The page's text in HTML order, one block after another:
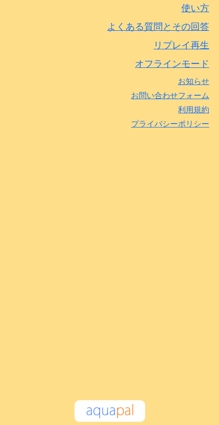
使い方
よくある質問とその回答
リプレイ再生
オフラインモード
お知らせ
お問い合わせフォーム
利用規約
プライバシーポリシー